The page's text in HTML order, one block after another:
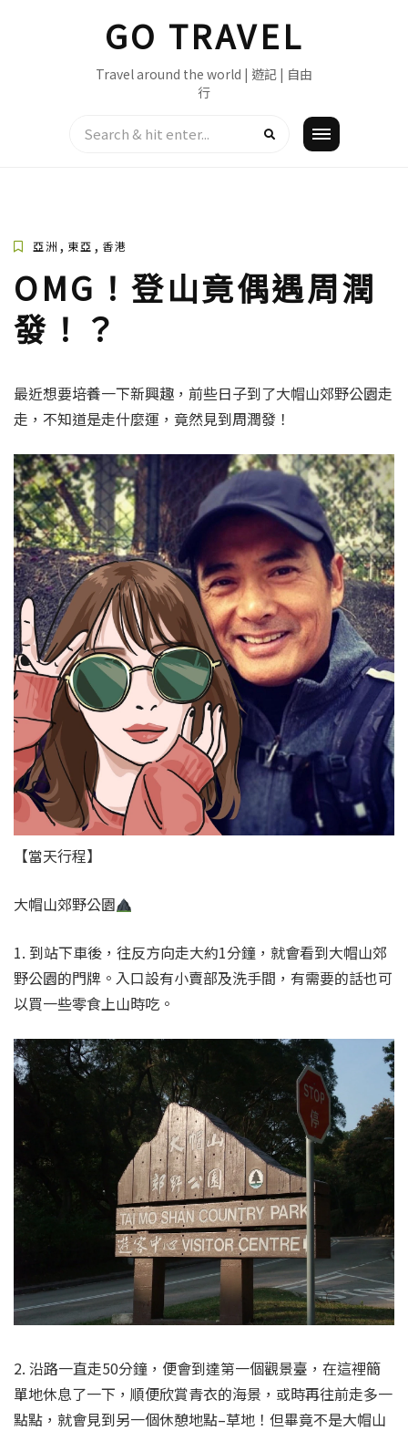
GO TRAVEL
Travel around the world | 遊記 | 自由
行
亞洲 , 東亞 , 香港
OMG！登山竟偶遇周潤
發！？
最近想要培養一下新興趣，前些日子到了大帽山郊野公園走
走，不知道是走什麼運，竟然見到周潤發！
【當天行程】
大帽山郊野公園
1. 到站下車後，往反方向走大約1分鐘，就會看到大帽山郊
野公園的門牌。入口設有小賣部及洗手間，有需要的話也可
以買一些零食上山時吃。
2. 沿路一直走50分鐘，便會到達第一個觀景臺，在這裡簡
單地休息了一下，順便欣賞青衣的海景，或時再往前走多一
點點，就會見到另一個休憩地點–草地！但畢竟不是大帽山